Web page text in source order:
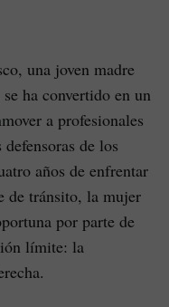
una joven madre
ha convertido en un
a profesionales
de los
años de enfrentar
de tránsito, la mujer
por parte de
límite: la